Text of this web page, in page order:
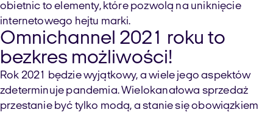
obietnic to elementy, które pozwolą na uniknięcie
internetowego hejtu marki.
Omnichannel 2021 roku to
bezkres możliwości!
Rok 2021 będzie wyjątkowy, a wiele jego aspektów
zdeterminuje pandemia. Wielokanałowa sprzedaż
przestanie być tylko modą, a stanie się obowiązkiem